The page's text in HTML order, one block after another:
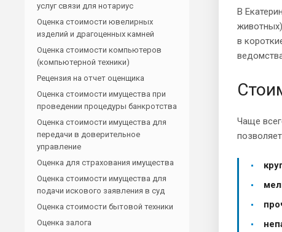
В
в
Чаще
услуг связи для нотариус
Оценка стоимости ювелирных
изделий и драгоценных камней
Оценка стоимости компьютеров
(компьютерной техники)
Рецензия на отчет оценщика
Оценка стоимости имущества при
проведении процедуры банкротства
Оценка стоимости имущества для
передачи в доверительное
управление
Оценка для страхования имущества
Оценка стоимости имущества для
подачи искового заявления в суд
Оценка стоимости бытовой техники
Оценка залога